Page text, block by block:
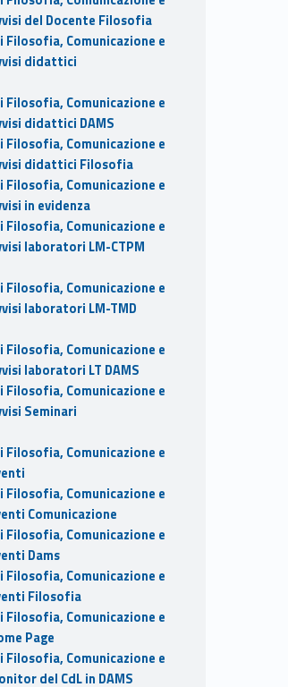
del Docente Filosofia
Comunicazione e
didattici
Comunicazione e
didattici DAMS
Comunicazione e
didattici Filosofia
Comunicazione e
in evidenza
Comunicazione e
laboratori LM-CTPM
Comunicazione e
laboratori LM-TMD
Comunicazione e
laboratori LT DAMS
Comunicazione e
Seminari
Comunicazione e
Comunicazione e
Comunicazione
Comunicazione e
Dams
Comunicazione e
Filosofia
Comunicazione e
Page
Comunicazione e
del CdL in DAMS